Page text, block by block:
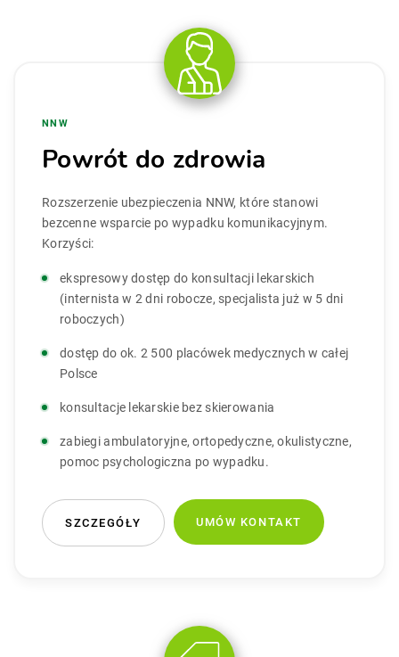
NNW
Powrót do zdrowia
Rozszerzenie ubezpieczenia NNW, które stanowi
bezcenne wsparcie po wypadku komunikacyjnym.
Korzyści:
ekspresowy dostęp do konsultacji lekarskich
(internista w 2 dni robocze, specjalista już w 5 dni
roboczych)
dostęp do ok. 2 500 placówek medycznych w całej
Polsce
konsultacje lekarskie bez skierowania
zabiegi ambulatoryjne, ortopedyczne, okulistyczne,
pomoc psychologiczna po wypadku.
SZCZEGÓŁY UMÓW KONTAKT